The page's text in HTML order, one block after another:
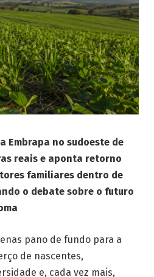
Embrapa no sudoeste de
reais e aponta retorno
familiares dentro de
o debate sobre o futuro
pano de fundo para a
de nascentes,
e, cada vez mais,